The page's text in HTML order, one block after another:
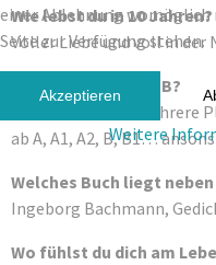
Wie lebst du in 10 Jahren?
Voller Liebe und voll in der
Hast du einen Plan B?
Teilweise laufen mehrere
ab A, A1, A2, B, B1…
Welches Buch liegt
Ingeborg Bachmann,
Wo fühlst du dich am
einer Ablehnung
Seite zur Verfügung stehen.
Akzeptieren
Weitere